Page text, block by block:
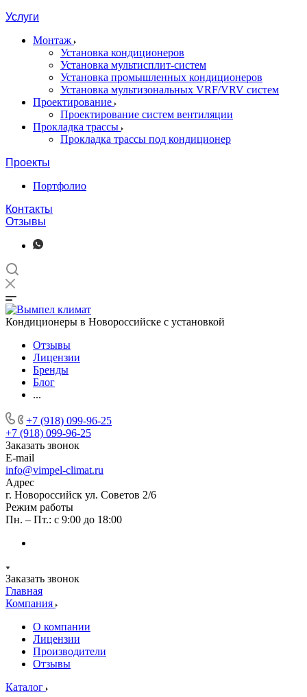
Услуги
Монтаж
Установка кондиционеров
Установка мультисплит-систем
Установка промышленных кондиционеров
Установка мультизональных VRF/VRV систем
Проектирование
Проектирование систем вентиляции
Прокладка трассы
Прокладка трассы под кондиционер
Проекты
Портфолио
Контакты
Отзывы
Кондиционеры в Новороссийске с установкой
Отзывы
Лицензии
Бренды
Блог
...
+7 (918) 099-96-25
+7 (918) 099-96-25
Заказать звонок
E-mail
info@vimpel-climat.ru
Адрес
г. Новороссийск ул. Советов 2/6
Режим работы
Пн. – Пт.: с 9:00 до 18:00
Заказать звонок
Главная
Компания
О компании
Лицензии
Производители
Отзывы
Каталог